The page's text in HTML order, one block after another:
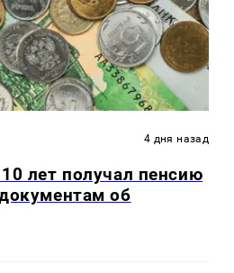
4 дня назад
лет получал пенсию
об